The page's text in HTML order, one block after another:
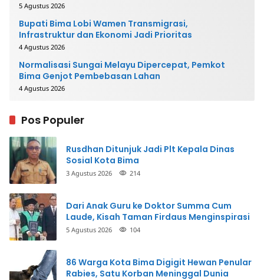
5 Agustus 2026
Bupati Bima Lobi Wamen Transmigrasi,
Infrastruktur dan Ekonomi Jadi Prioritas
4 Agustus 2026
Normalisasi Sungai Melayu Dipercepat, Pemkot
Bima Genjot Pembebasan Lahan
4 Agustus 2026
Pos Populer
Rusdhan Ditunjuk Jadi Plt Kepala Dinas
Sosial Kota Bima
3 Agustus 2026 214
Dari Anak Guru ke Doktor Summa Cum
Laude, Kisah Taman Firdaus Menginspirasi
5 Agustus 2026 104
86 Warga Kota Bima Digigit Hewan Penular
Rabies, Satu Korban Meninggal Dunia